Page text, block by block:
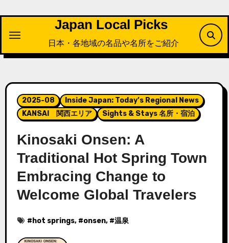
プ
Japan Local Picks
日本・各地域の名品や名所をご紹介
2025-08
Inside Japan: Today’s Regional News
KANSAI 関西エリア
Sights & Stays 名所・宿泊
Kinosaki Onsen: A
Traditional Hot Spring Town
Embracing Change to
Welcome Global Travelers
# hot springs, #onsen, #温泉